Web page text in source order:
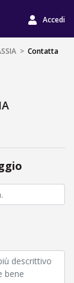
Accedi
> Contatta